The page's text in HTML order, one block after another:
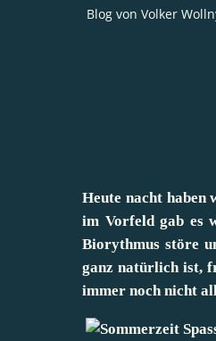
Blog von Volker
Heute nacht haben
im Vorfeld gab es
Biorythmus störe
ganz natürlich ist,
immer noch nicht